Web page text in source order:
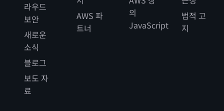
라우드
보안
새로운
소식
블로그
보도 자
료
AWS 파
트너
의
JavaScript
법적 고
지